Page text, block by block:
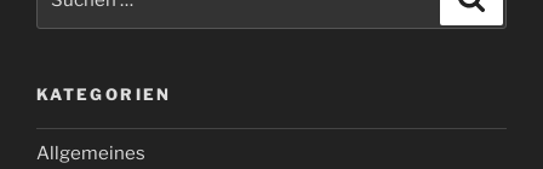
KATEGORIEN
Allgemeines